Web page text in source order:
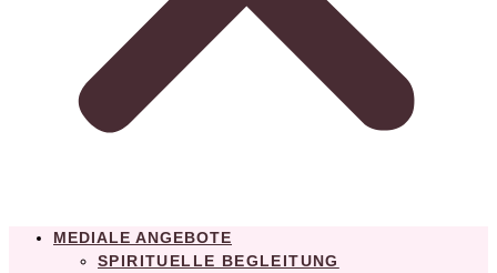
MEDIALE ANGEBOTE
SPIRITUELLE BEGLEITUNG